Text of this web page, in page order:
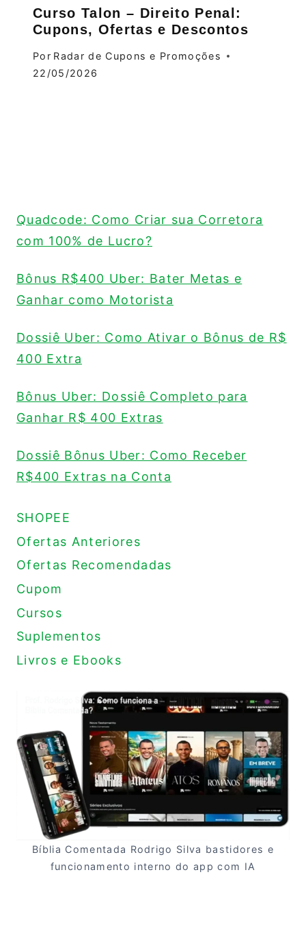
Curso Talon – Direito Penal:
Cupons, Ofertas e Descontos
Por Radar de Cupons e Promoções
22/05/2026
Quadcode: Como Criar sua Corretora
com 100% de Lucro?
Bônus R$400 Uber: Bater Metas e
Ganhar como Motorista
Dossiê Uber: Como Ativar o Bônus de R$
400 Extra
Bônus Uber: Dossiê Completo para
Ganhar R$ 400 Extras
Dossiê Bônus Uber: Como Receber
R$400 Extras na Conta
SHOPEE
Ofertas Anteriores
Ofertas Recomendadas
Cupom
Cursos
Suplementos
Livros e Ebooks
Bíblia Comentada Rodrigo Silva bastidores e
funcionamento interno do app com IA